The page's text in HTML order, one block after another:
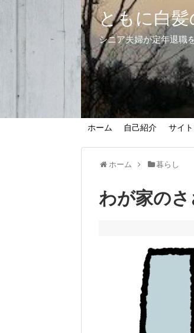
ともに白
シニア夫婦が定年退職
ホーム 自己紹介 サイ
ホーム 暮らし
わが家のさ